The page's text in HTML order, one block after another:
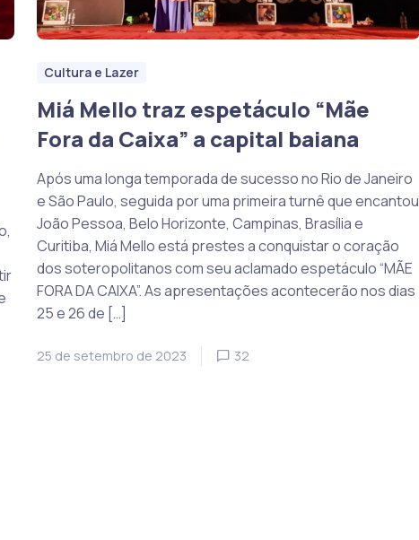
Cultura e Lazer
Miá Mello traz espetáculo “Mãe
Fora da Caixa” a capital baiana
Após uma longa temporada de sucesso no Rio de Janeiro
e São Paulo, seguida por uma primeira turnê que encantou
João Pessoa, Belo Horizonte, Campinas, Brasília e
Curitiba, Miá Mello está prestes a conquistar o coração
dos soteropolitanos com seu aclamado espetáculo “MÃE
FORA DA CAIXA”. As apresentações acontecerão nos dias
25 e 26 de […]
25 de setembro de 2023 32